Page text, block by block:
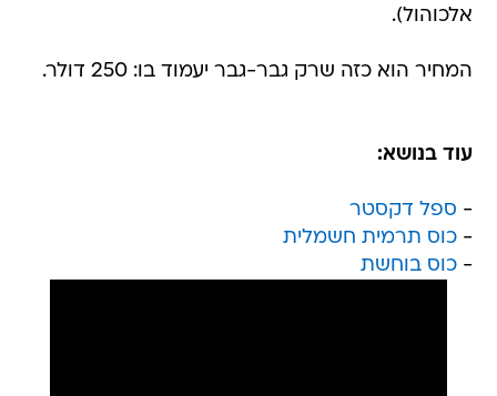
אלכוהול).
המחיר הוא כזה שרק גבר-גבר יעמוד בו: 250 דולר.
עוד בנושא:
- ספל דקסטר
-כוס תרמית חשמלית
-כוס בוחשת